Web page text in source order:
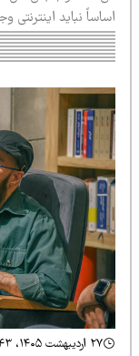
نباید اینترنتی وجود